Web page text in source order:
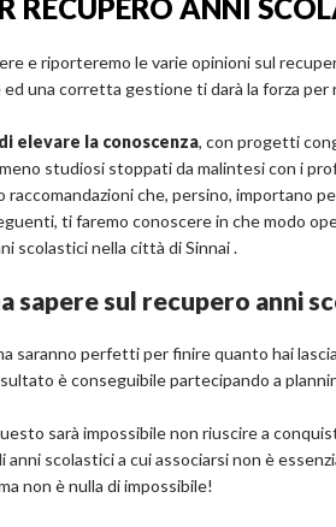
RECUPERO ANNI
e riporteremo le varie opinioni sul
una corretta gestione ti darà la forza
elevare la conoscenza, con progetti
studiosi stoppati da malintesi con i
raccomandazioni che, persino, importano
ti faremo conoscere in che modo
scolastici nella città di Sinnai .
sapere sul recupero anni
saranno perfetti per finire quanto hai
è conseguibile partecipando a
sarà impossibile non riuscire a
scolastici a cui associarsi non è
non è nulla di impossibile!